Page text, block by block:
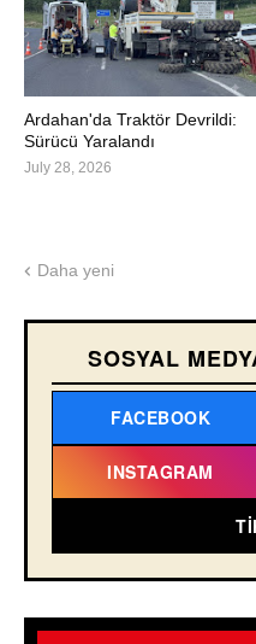
Ardahan'da Traktör Devrildi:
Sürücü Yaralandı
July 28, 2026
Daha yeni
SOSYAL
FACEBOOK
INSTAGRAM